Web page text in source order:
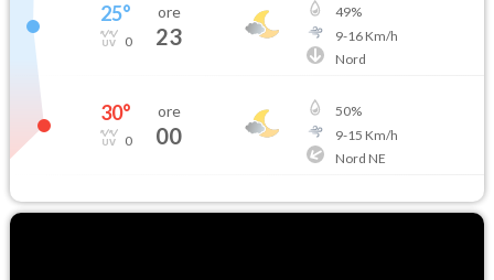
25°
0
ore
23
49%
9-16Km/h
Nord
30°
0
ore
00
50%
9-15 Km/h
Nord NE